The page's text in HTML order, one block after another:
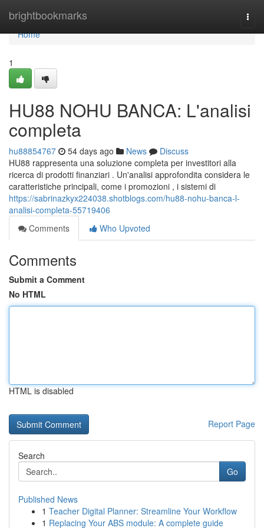
brightbookmarks
Home
Home
1
HU88 NOHU BANCA: L'analisi
completa
hu88854767 54 days ago News
Discuss
HU88 rappresenta una soluzione completa per investitori alla
ricerca di prodotti finanziari . Un'analisi approfondita considera le
caratteristiche principali, come i promozioni , i sistemi di
https://sabrinazkyx224038.shotblogs.com/hu88-nohu-banca-l-
analisi-completa-55719406
Comments
Who Upvoted
Comments
Submit a Comment
No HTML
HTML is disabled
Report Page
Search
Go
Published News
1 Teacher Digital Planner: Streamline Your Workflow
1 Replacing Your ABS module: A complete guide